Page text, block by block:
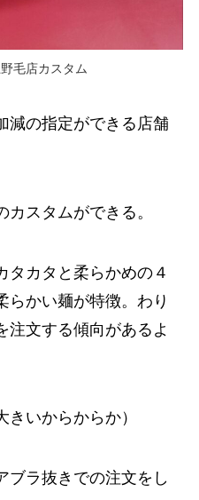
毛店カスタム
減の指定ができる店舗
スタムができる。
タカタと柔らかめの４
らかい麺が特徴。わり
注文する傾向があるよ
きいからからか）
ブラ抜きでの注文をし